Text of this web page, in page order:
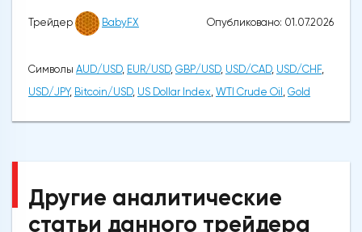
Трейдер BabyFX Опубликовано: 01.07.2026
Символы AUD/USD, EUR/USD, GBP/USD, USD/CAD, USD/CHF,
USD/JPY, Bitcoin/USD, US Dollar Index, WTI Crude Oil , Gold
Другие аналитические
статьи данного трейдера